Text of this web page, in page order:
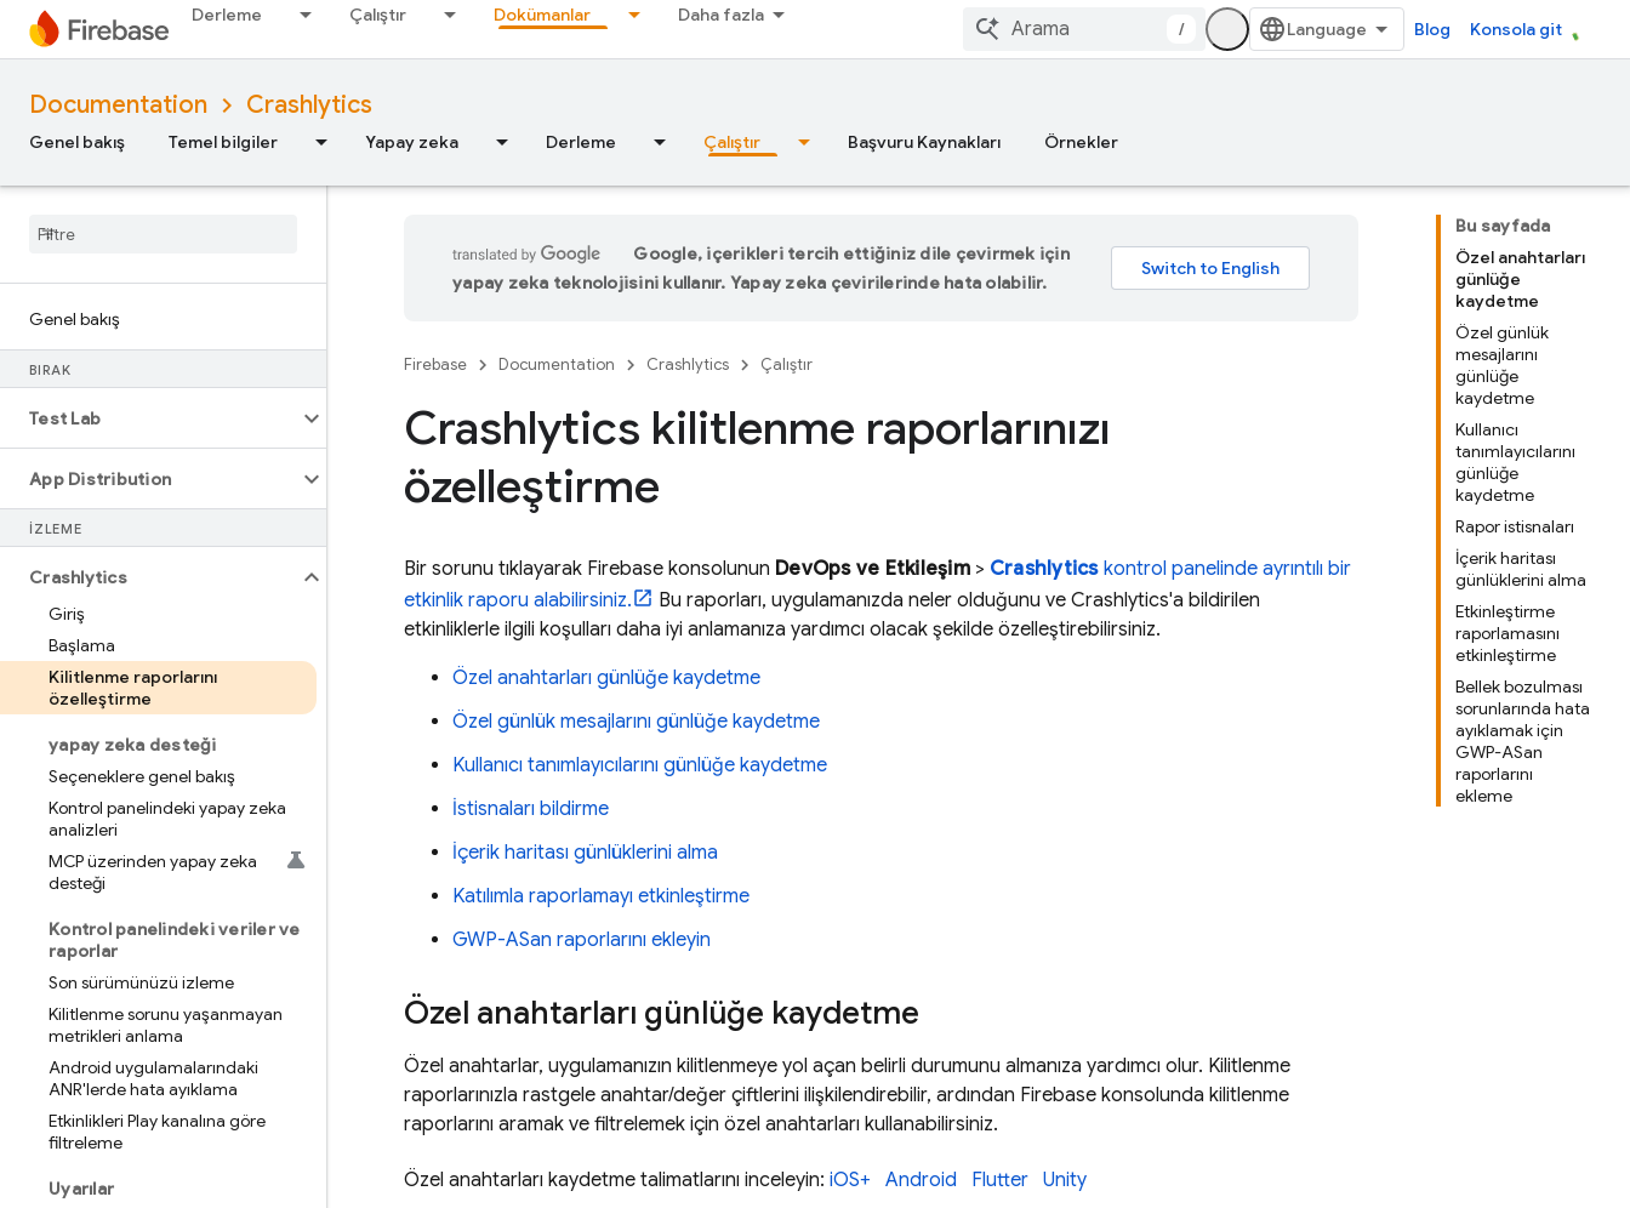
Derleme Çalıştır Dokümanlar Daha fazla
/ Blog Konsola git
Documentation Crashlytics
Genel bakış Temel bilgiler Yapay zeka Derleme Çalıştır Başvuru Kaynakları Örnekler
Genel bakış
BIRAK
Test Lab
App Distribution
İZLEME
Crashlytics
Giriş
Başlama
Kilitlenme raporlarını
özelleştirme
yapay zeka desteği
Seçeneklere genel bakış
Kontrol panelindeki yapay zeka
analizleri
MCP üzerinden yapay zeka
desteği
Kontrol panelindeki veriler ve
raporlar
Son sürümünüzü izleme
Kilitlenme sorunu yaşanmayan
metrikleri anlama
Android uygulamalarındaki
ANR'lerde hata ayıklama
Etkinlikleri Play kanalına göre
filtreleme
Uyarılar
Bu sayfada
Özel anahtarları
günlüğe
kaydetme
Özel günlük
mesajlarını
günlüğe
kaydetme
Kullanıcı
tanımlayıcılarını
günlüğe
kaydetme
Rapor istisnaları
İçerik haritası
günlüklerini alma
Etkinleştirme
raporlamasını
etkinleştirme
Bellek bozulması
sorunlarında hata
ayıklamak için
GWP-ASan
raporlarını
ekleme
Google, içerikleri tercih ettiğiniz dile çevirmek için
yapay zeka teknolojisini kullanır. Yapay zeka çevirilerinde hata olabilir.
Firebase Documentation Crashlytics Çalıştır
Crashlytics kilitlenme raporlarınızı
özelleştirme
Bir sorunu tıklayarak Firebase konsolunun DevOps ve Etkileşim> Crashlyticskontrol panelinde ayrıntılı bir
etkinlik raporu alabilirsiniz.
Bu raporları, uygulamanızda neler olduğunu ve Crashlytics'a bildirilen
etkinliklerle ilgili koşulları daha iyi anlamanıza yardımcı olacak şekilde özelleştirebilirsiniz.
Özel anahtarları günlüğe kaydetme
Özel günlük mesajlarını günlüğe kaydetme
Kullanıcı tanımlayıcılarını günlüğe kaydetme
İstisnaları bildirme
İçerik haritası günlüklerini alma
Katılımla raporlamayı etkinleştirme
GWP-ASan raporlarını ekleyin
Özel anahtarları günlüğe kaydetme
Özel anahtarlar, uygulamanızın kilitlenmeye yol açan belirli durumunu almanıza yardımcı olur. Kilitlenme
raporlarınızla rastgele anahtar/değer çiftlerini ilişkilendirebilir, ardından Firebase konsolunda kilitlenme
raporlarını aramak ve filtrelemek için özel anahtarları kullanabilirsiniz.
Özel anahtarları kaydetme talimatlarını inceleyin: iOS+ Android Flutter Unity